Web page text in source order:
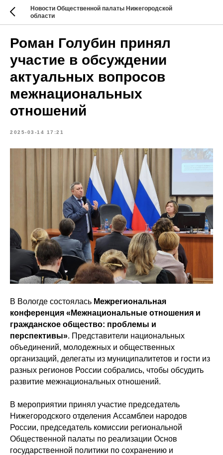
Новости Общественной палаты Нижегородской
области
Роман Голубин принял
участие в обсуждении
актуальных вопросов
межнациональных
отношений
2025-03-14 17:21
В Вологде состоялась Межрегиональная
конференция «Межнациональные отношения и
гражданское общество: проблемы и
перспективы». Представители национальных
объединений, молодежных и общественных
организаций, делегаты из муниципалитетов и гости из
разных регионов России собрались, чтобы обсудить
развитие межнациональных отношений.
В мероприятии принял участие председатель
Нижегородского отделения Ассамблеи народов
России, председатель комиссии региональной
Общественной палаты по реализации Основ
государственной политики по сохранению и